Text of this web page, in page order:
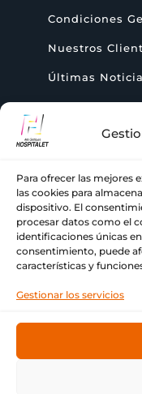
Para ofrecer las mejores
las cookies para
dispositivo. El
procesar datos como el
identificaciones únicas
consentimiento, puede
características y
Gestionar los servicios
Condiciones
Nuestros
Últimas
AYUDA
 + 34 933


Carrer de
© Copyright